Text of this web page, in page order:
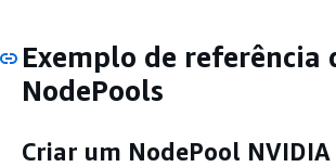
Exemplo de referência
NodePools
Criar um NodePool NVIDIA